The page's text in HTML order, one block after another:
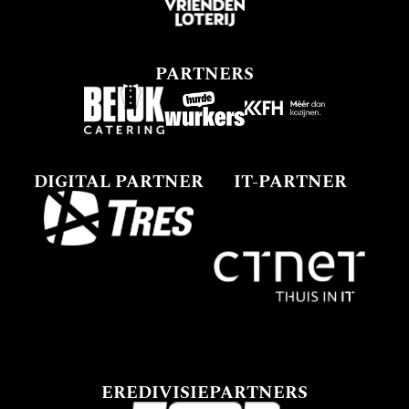
PARTNERS
DIGITAL PARTNER IT-PARTNER
EREDIVISIEPARTNERS